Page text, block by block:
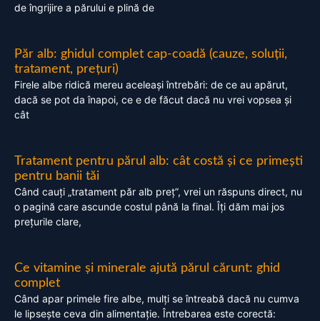
de îngrijire a părului e plină de
Păr alb: ghidul complet cap-coadă (cauze, soluții,
tratament, prețuri)
Firele albe ridică mereu aceleași întrebări: de ce au apărut,
dacă se pot da înapoi, ce e de făcut dacă nu vrei vopsea și
cât
Tratament pentru părul alb: cât costă și ce primești
pentru banii tăi
Când cauți „tratament păr alb preț”, vrei un răspuns direct, nu
o pagină care ascunde costul până la final. Îți dăm mai jos
prețurile clare,
Ce vitamine și minerale ajută părul cărunt: ghid
complet
Când apar primele fire albe, mulți se întreabă dacă nu cumva
le lipsește ceva din alimentație. Întrebarea este corectă: